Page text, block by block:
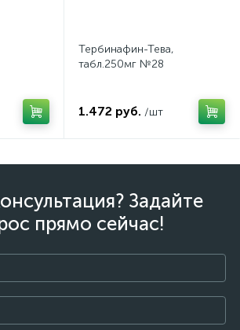
Тербинафин-Тева,
табл.250мг №28
1.472 руб. /шт
Задайте
прямо сейчас!